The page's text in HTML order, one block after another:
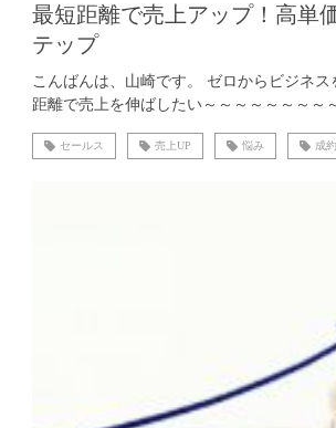
最短距離で売上アップ！高単
テップ
こんばんは、山崎です。 ゼロからビジネス
距離で売上を伸ばしたい～～～～～～～～
セールス 売上UP 悩み 成